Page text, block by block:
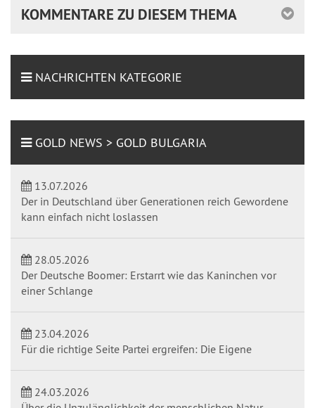
KOMMENTARE ZU DIESEM THEMA
NACHRICHTEN KATEGORIE
GOLD NEWS > GOLD BULGARIA
13.07.2026
Der in Deutschland über Generationen reich Gewordene
kann einfach nicht loslassen
28.05.2026
Der Deutsche Boomer: Erstarrt wie das Kaninchen vor
einer Schlange
23.04.2026
Für die richtige Seite Partei ergreifen: Die Eigene
24.03.2026